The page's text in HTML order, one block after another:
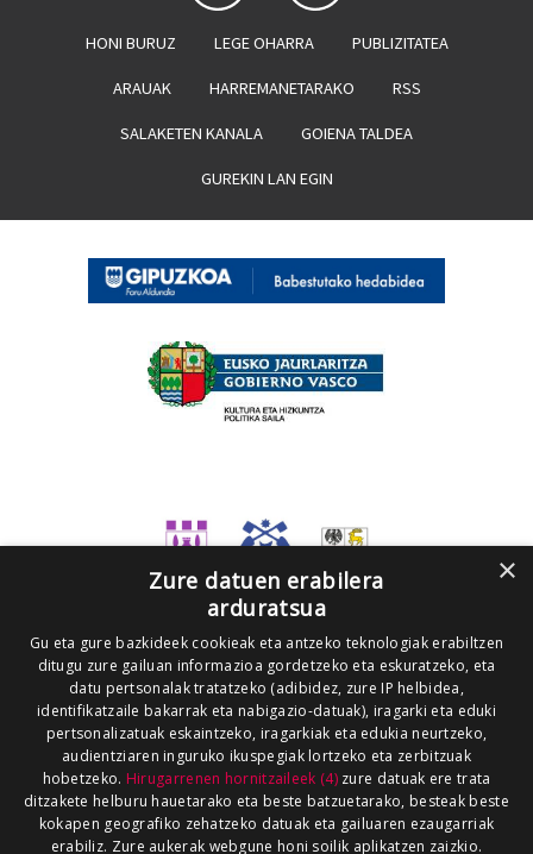
HONI BURUZ LEGE OHARRA PUBLIZITATEA
ARAUAK HARREMANETARAKO RSS
SALAKETEN KANALA GOIENA TALDEA
GUREKIN LAN EGIN
×
Zure datuen erabilera
arduratsua
Gu eta gure bazkideek cookieak eta antzeko teknologiak erabiltzen
ditugu zure gailuan informazioa gordetzeko eta eskuratzeko, eta
datu pertsonalak tratatzeko (adibidez, zure IP helbidea,
identifikatzaile bakarrak eta nabigazio-datuak), iragarki eta eduki
pertsonalizatuak eskaintzeko, iragarkiak eta edukia neurtzeko,
audientziaren inguruko ikuspegiak lortzeko eta zerbitzuak
hobetzeko. Hirugarrenen hornitzaileek (4)zure datuak ere trata
ditzakete helburu hauetarako eta beste batzuetarako, besteak beste
kokapen geografiko zehatzeko datuak eta gailuaren ezaugarriak
erabiliz. Zure aukerak webgune honi soilik aplikatzen zaizkio.